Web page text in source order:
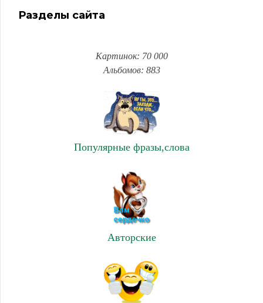
Разделы сайта
Картинок: 70 000
Альбомов: 883
Популярные фразы,слова
Авторские